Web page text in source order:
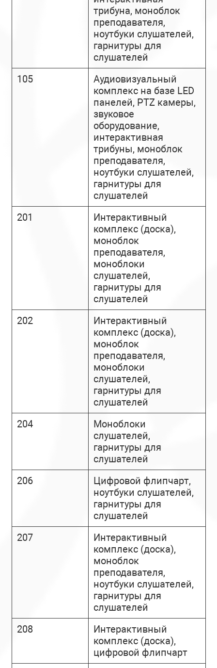
трибуна, моноблок
преподавателя,
ноутбуки слушателей,
гарнитуры для
слушателей
105
Аудиовизуальный
комплекс на базе LED
панелей, PTZ камеры,
звуковое
оборудование,
интерактивная
трибуны, моноблок
преподавателя,
ноутбуки слушателей,
гарнитуры для
слушателей
201
Интерактивный
комплекс (доска),
моноблок
преподавателя,
моноблоки
слушателей,
гарнитуры для
слушателей
202
Интерактивный
комплекс (доска),
моноблок
преподавателя,
моноблоки
слушателей,
гарнитуры для
слушателей
204
Моноблоки
слушателей,
гарнитуры для
слушателей
206
Цифровой флипчарт,
ноутбуки слушателей,
гарнитуры для
слушателей
207
Интерактивный
комплекс (доска),
моноблок
преподавателя,
ноутбуки слушателей,
гарнитуры для
слушателей
208
Интерактивный
комплекс (доска),
цифровой флипчарт